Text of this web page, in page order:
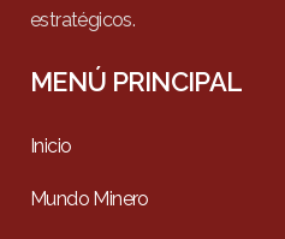
estratégicos.
MENÚ PRINCIPAL
Inicio
Mundo Minero